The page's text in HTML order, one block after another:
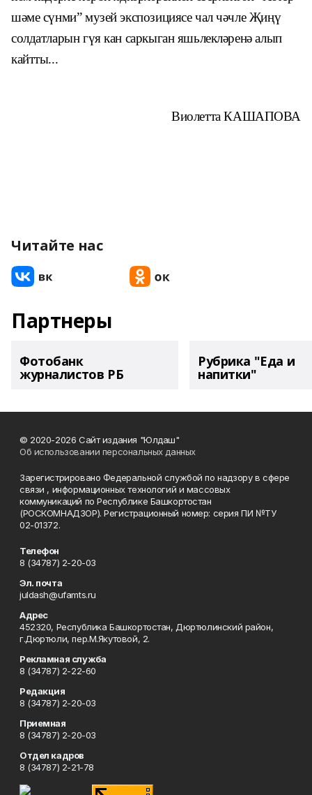
шәме сүнми” музей экспозиция­се чал чәчле Җиңү
солдатларын гүя кан саркыган яшьлекләренә алып
кайтты...
Виолетта КАШАПОВА
Читайте нас
Партнеры
Фотобанк
журналистов РБ
Рубрика "Еда и
напитки"
© 2020-2026 Сайт издания "Юлдаш"
Об использовании персональных данных
Зарегистрировано Федеральной службой по надзору в сфере
связи , информационных технологий и массовых
коммуникаций по Республике Башкортостан
(РОСКОМНАДЗОР). Регистрационный номер: серия ПИ №ТУ
02-01372.
Телефон
8 (34787) 2-20-03
Эл. почта
juldash@ufamts.ru
Адрес
452320, Республика Башкортостан, Дюртюлинский район,
г.Дюртюли, пер.М.Якутовой, 2.
Рекламная служба
8 (34787) 2-22-60
Редакция
8 (34787) 2-20-03
Приемная
8 (34787) 2-20-03
Отдел кадров
8 (34787) 2-21-78